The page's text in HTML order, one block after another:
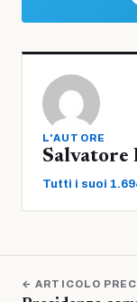
L'AUTORE
Salvatore
Tutti i suoi
← ARTICOLO